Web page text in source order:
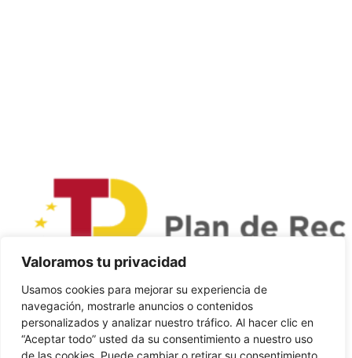
Valoramos tu privacidad
Usamos cookies para mejorar su experiencia de
navegación, mostrarle anuncios o contenidos
personalizados y analizar nuestro tráfico. Al hacer clic en
“Aceptar todo” usted da su consentimiento a nuestro uso
de las cookies. Puede cambiar o retirar su consentimiento